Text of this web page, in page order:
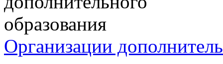
Организации